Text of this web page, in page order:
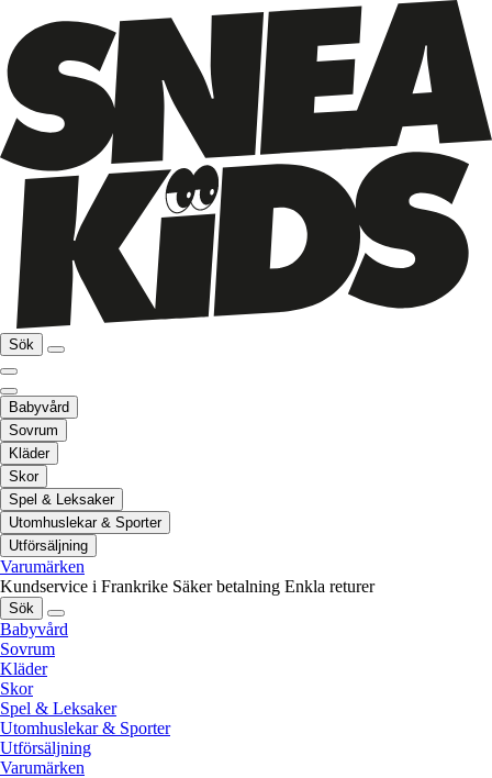
Sök
Babyvård
Sovrum
Kläder
Skor
Spel & Leksaker
Utomhuslekar & Sporter
Utförsäljning
Varumärken
Kundservice i Frankrike Säker betalning Enkla returer
Sök
Babyvård
Sovrum
Kläder
Skor
Spel & Leksaker
Utomhuslekar & Sporter
Utförsäljning
Varumärken